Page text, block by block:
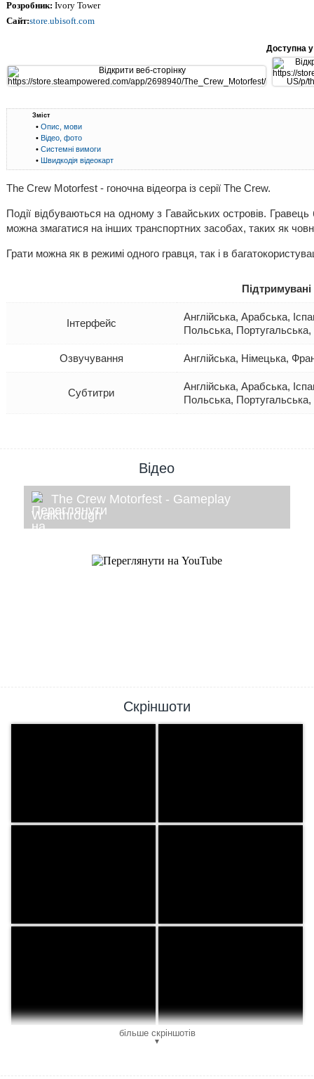
Розробник: Ivory Tower
Сайт:store.ubisoft.com
Доступна
Зміст
• Опис, мови
• Відео, фото
• Системні вимоги
•
Швидкодія відеокарт
The Crew Motorfest - гоночна відеогра із серії The Crew.
Події відбуваються на одному з Гавайських островів.
можна змагатися на інших транспортних засобах, таких як
Грати можна як в режимі одного гравця, так і в
Інтерфейс
Англійська, Арабська,
Польська,
Озвучування Англійська, Німецька,
Субтитри
Англійська, Арабська,
Польська,
Відео
The Crew Motorfest - Gameplay
Walkthrough
Скріншоти
більше скріншотів
▼